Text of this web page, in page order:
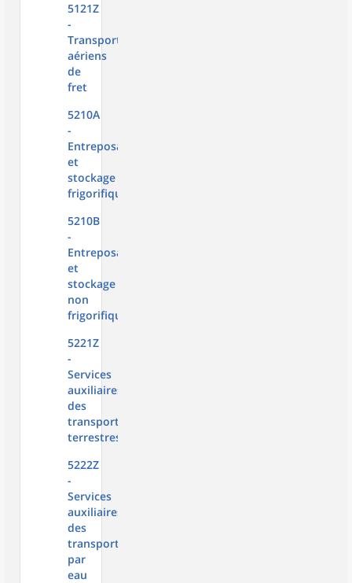
5121Z
-
Transports
aériens
de
fret
5210A
-
Entreposage
et
stockage
frigorifique
5210B
-
Entreposage
et
stockage
non
frigorifique
5221Z
-
Services
auxiliaires
des
transports
terrestres
5222Z
-
Services
auxiliaires
des
transports
par
eau